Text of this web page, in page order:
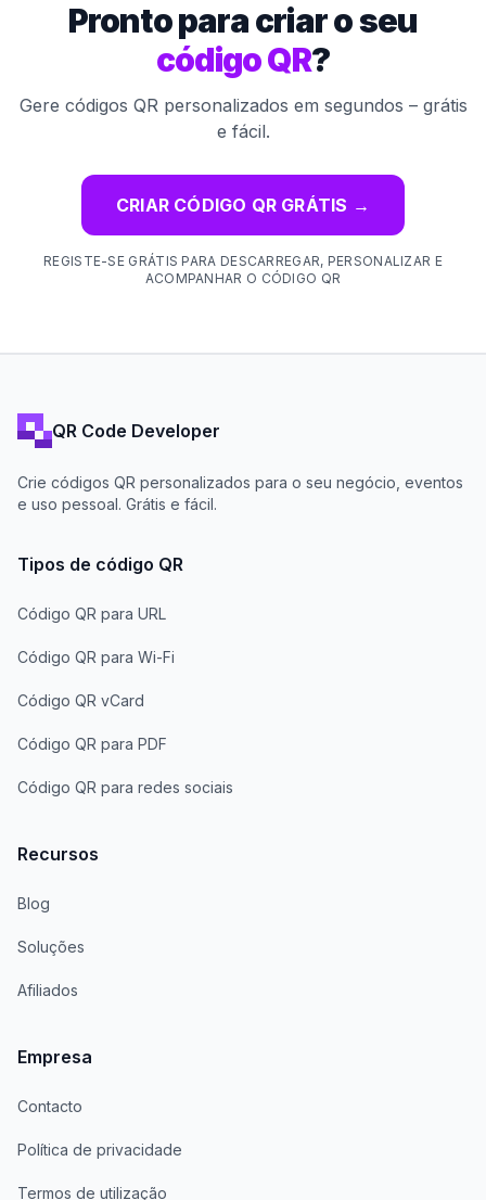
Pronto para criar o seu
código QR?
Gere códigos QR personalizados em segundos – grátis
e fácil.
CRIAR CÓDIGO QR GRÁTIS →
REGISTE-SE GRÁTIS PARA DESCARREGAR, PERSONALIZAR E
ACOMPANHAR O CÓDIGO QR
QR Code Developer
Crie códigos QR personalizados para o seu negócio, eventos
e uso pessoal. Grátis e fácil.
Tipos de código QR
Código QR para URL
Código QR para Wi-Fi
Código QR vCard
Código QR para PDF
Código QR para redes sociais
Recursos
Blog
Soluções
Afiliados
Empresa
Contacto
Política de privacidade
Termos de utilização